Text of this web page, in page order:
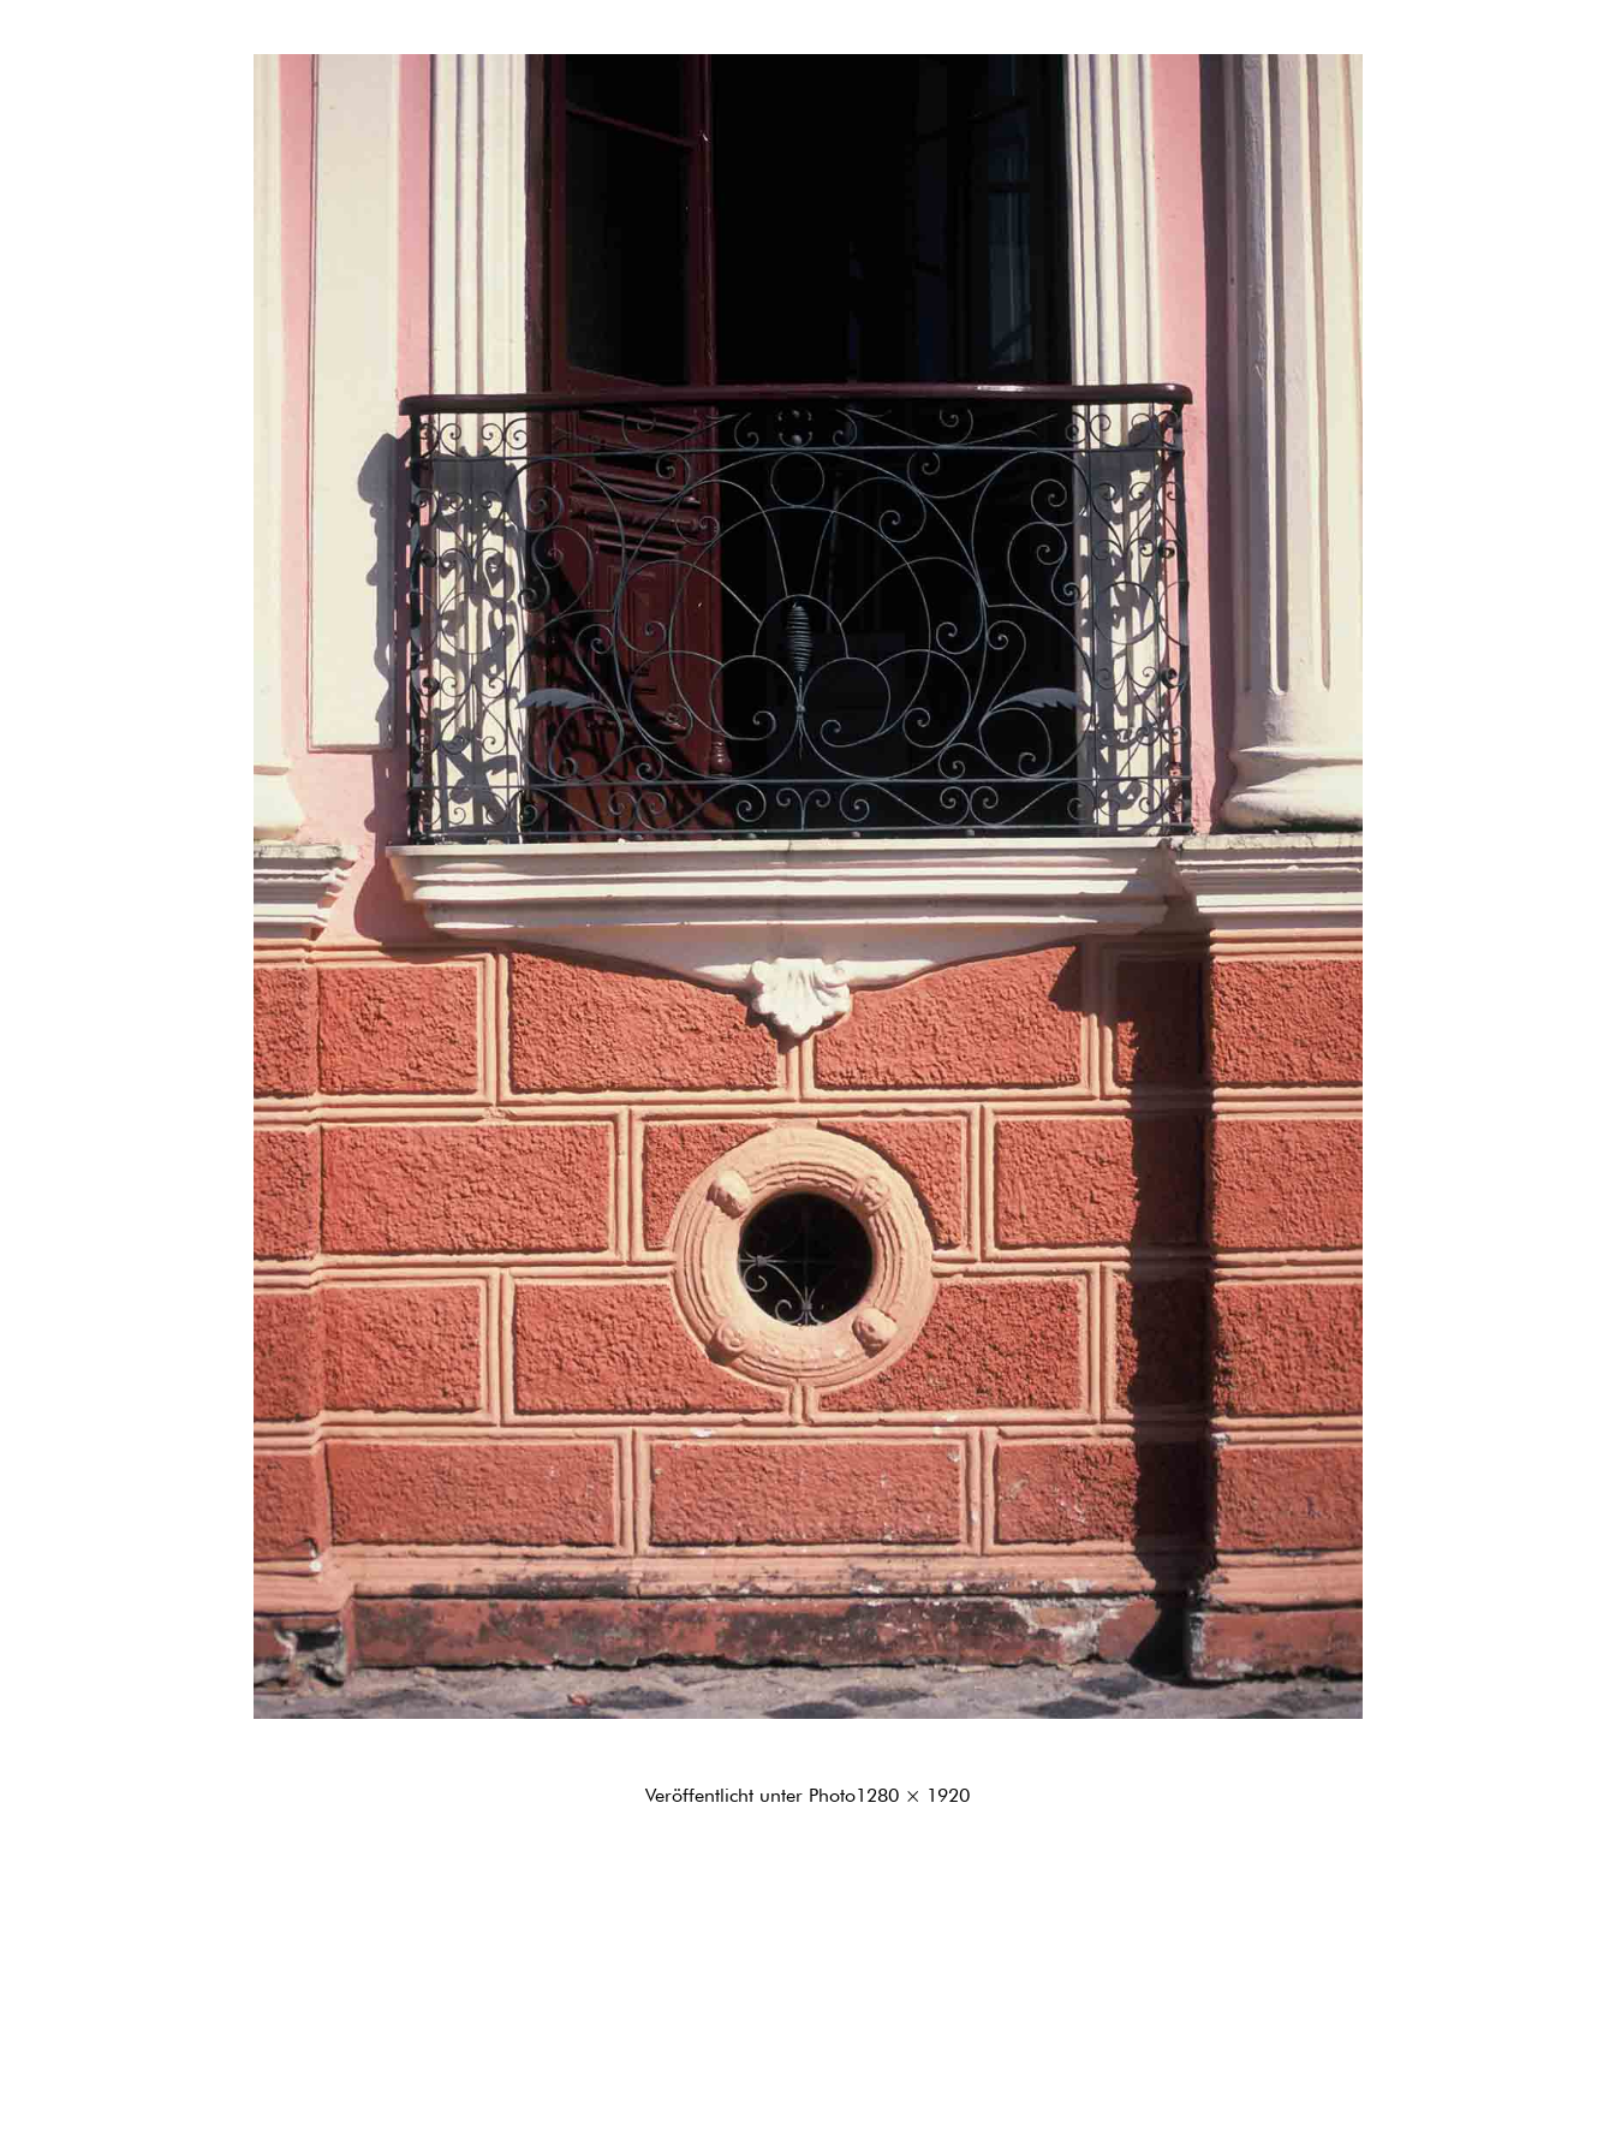
Veröffentlicht unter PhotoOriginalgröße
1280 × 1920